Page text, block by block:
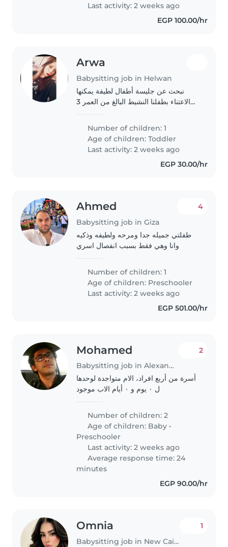
Last activity: 2 weeks ago
EGP 100.00/hr
Arwa
Babysitting job in Helwan
نبحث عن جليسة أطفال لطيفة يمكنها
الاعتناء بطفلنا النشيط البالغ من العمر 3
العربية بطلاقة وأن تحب الطبخ. نفضل أن
Number of children: 1
Age of children:Toddler
Last activity: 2 weeks ago
EGP 30.00/hr
Ahmed
Babysitting job in Giza
4
طفلتي جميله جدا ومرحه ولطيفه وذكيه
وانا وهي فقط بسبب انفصال اسري
Number of children: 1
Age of children: Preschooler
Last activity: 2 weeks ago
EGP 501.00/hr
Mohamed
Babysitting job in Alexandria
2
أسرة من أربع افراد، الام متواجدة لوحدها
ل ٠ يوم و ٠ أيام الاب موجود
Number of children: 2
Age of children: Baby •
Preschooler
Last activity: 2 weeks ago
Average response time: 24
minutes
EGP 90.00/hr
Omnia
Babysitting job in New Cairo
1